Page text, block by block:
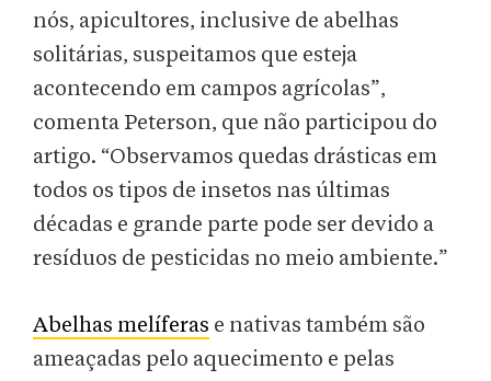
nós, apicultores, inclusive de abelhas
solitárias, suspeitamos que esteja
acontecendo em campos agrícolas”,
comenta Peterson, que não participou do
artigo. “Observamos quedas drásticas em
todos os tipos de insetos nas últimas
décadas e grande parte pode ser devido a
resíduos de pesticidas no meio ambiente.”
Abelhas melíferas e nativas também são
ameaçadas pelo aquecimento e pelas